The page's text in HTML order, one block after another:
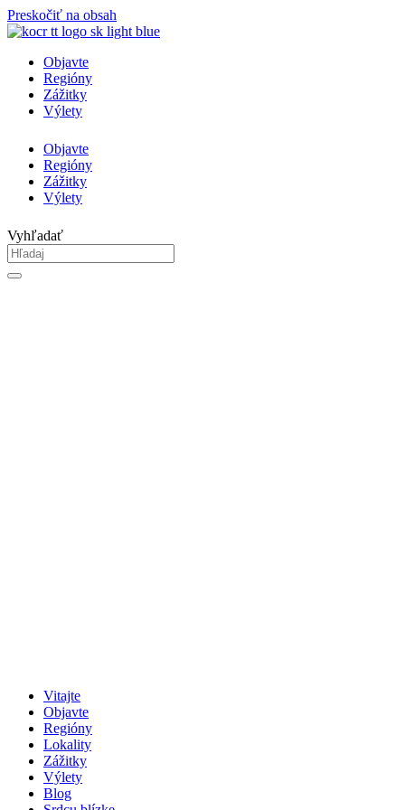
Preskočiť na obsah
Objavte
Regióny
Zážitky
Výlety
Objavte
Regióny
Zážitky
Výlety
Vyhľadať
Vitajte
Objavte
Regióny
Lokality
Zážitky
Výlety
Blog